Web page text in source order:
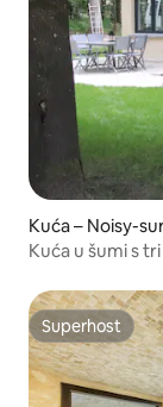
Kuća – Noisy-
Kuća u šumi s
Superhost
Superhost